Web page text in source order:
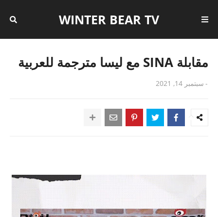
WINTER BEAR TV
مقابلة SINA مع ليسا مترجمة للعربية
- سبتمبر 14, 2021